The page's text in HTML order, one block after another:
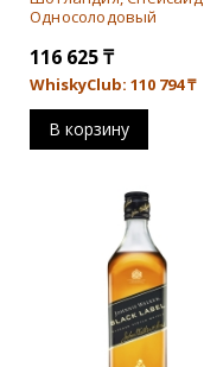
Односолодовый
116 625₸
WhiskyClub: 110 794₸
В корзину